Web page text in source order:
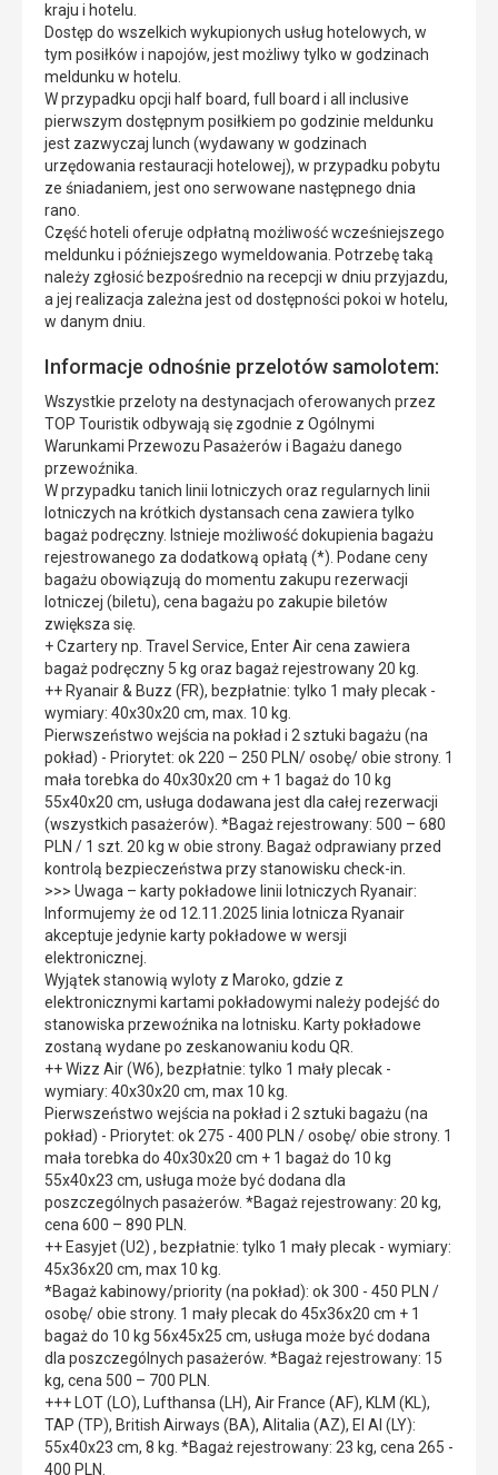
kraju i hotelu.
Dostęp do wszelkich wykupionych usług hotelowych, w
tym posiłków i napojów, jest możliwy tylko w godzinach
meldunku w hotelu.
W przypadku opcji half board, full board i all inclusive
pierwszym dostępnym posiłkiem po godzinie meldunku
jest zazwyczaj lunch (wydawany w godzinach
urzędowania restauracji hotelowej), w przypadku pobytu
ze śniadaniem, jest ono serwowane następnego dnia
rano.
Część hoteli oferuje odpłatną możliwość wcześniejszego
meldunku i późniejszego wymeldowania. Potrzebę taką
należy zgłosić bezpośrednio na recepcji w dniu przyjazdu,
a jej realizacja zależna jest od dostępności pokoi w hotelu,
w danym dniu.
Informacje odnośnie przelotów samolotem:
Wszystkie przeloty na destynacjach oferowanych przez
TOP Touristik odbywają się zgodnie z Ogólnymi
Warunkami Przewozu Pasażerów i Bagażu danego
przewoźnika.
W przypadku tanich linii lotniczych oraz regularnych linii
lotniczych na krótkich dystansach cena zawiera tylko
bagaż podręczny. Istnieje możliwość dokupienia bagażu
rejestrowanego za dodatkową opłatą (*). Podane ceny
bagażu obowiązują do momentu zakupu rezerwacji
lotniczej (biletu), cena bagażu po zakupie biletów
zwiększa się.
+ Czartery np. Travel Service, Enter Air cena zawiera
bagaż podręczny 5 kg oraz bagaż rejestrowany 20 kg.
++ Ryanair & Buzz (FR), bezpłatnie: tylko 1 mały plecak -
wymiary: 40x30x20 cm, max. 10 kg.
Pierwszeństwo wejścia na pokład i 2 sztuki bagażu (na
pokład) - Priorytet: ok 220 – 250 PLN/ osobę/ obie strony. 1
mała torebka do 40x30x20 cm + 1 bagaż do 10 kg
55x40x20 cm, usługa dodawana jest dla całej rezerwacji
(wszystkich pasażerów). *Bagaż rejestrowany: 500 – 680
PLN / 1 szt. 20 kg w obie strony. Bagaż odprawiany przed
kontrolą bezpieczeństwa przy stanowisku check-in.
>>> Uwaga – karty pokładowe linii lotniczych Ryanair:
Informujemy że od 12.11.2025 linia lotnicza Ryanair
akceptuje jedynie karty pokładowe w wersji
elektronicznej.
Wyjątek stanowią wyloty z Maroko, gdzie z
elektronicznymi kartami pokładowymi należy podejść do
stanowiska przewoźnika na lotnisku. Karty pokładowe
zostaną wydane po zeskanowaniu kodu QR.
++ Wizz Air (W6), bezpłatnie: tylko 1 mały plecak -
wymiary: 40x30x20 cm, max 10 kg.
Pierwszeństwo wejścia na pokład i 2 sztuki bagażu (na
pokład) - Priorytet: ok 275 - 400 PLN / osobę/ obie strony. 1
mała torebka do 40x30x20 cm + 1 bagaż do 10 kg
55x40x23 cm, usługa może być dodana dla
poszczególnych pasażerów. *Bagaż rejestrowany: 20 kg,
cena 600 – 890 PLN.
++ Easyjet (U2) , bezpłatnie: tylko 1 mały plecak - wymiary:
45x36x20 cm, max 10 kg.
*Bagaż kabinowy/priority (na pokład): ok 300 - 450 PLN /
osobę/ obie strony. 1 mały plecak do 45x36x20 cm + 1
bagaż do 10 kg 56x45x25 cm, usługa może być dodana
dla poszczególnych pasażerów. *Bagaż rejestrowany: 15
kg, cena 500 – 700 PLN.
+++ LOT (LO), Lufthansa (LH), Air France (AF), KLM (KL),
TAP (TP), British Airways (BA), Alitalia (AZ), El Al (LY):
55x40x23 cm, 8 kg. *Bagaż rejestrowany: 23 kg, cena 265 -
400 PLN.